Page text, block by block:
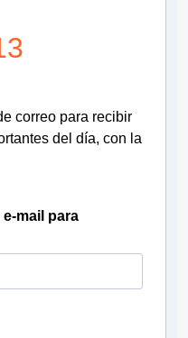
correo para recibir
del día, con la
mail para